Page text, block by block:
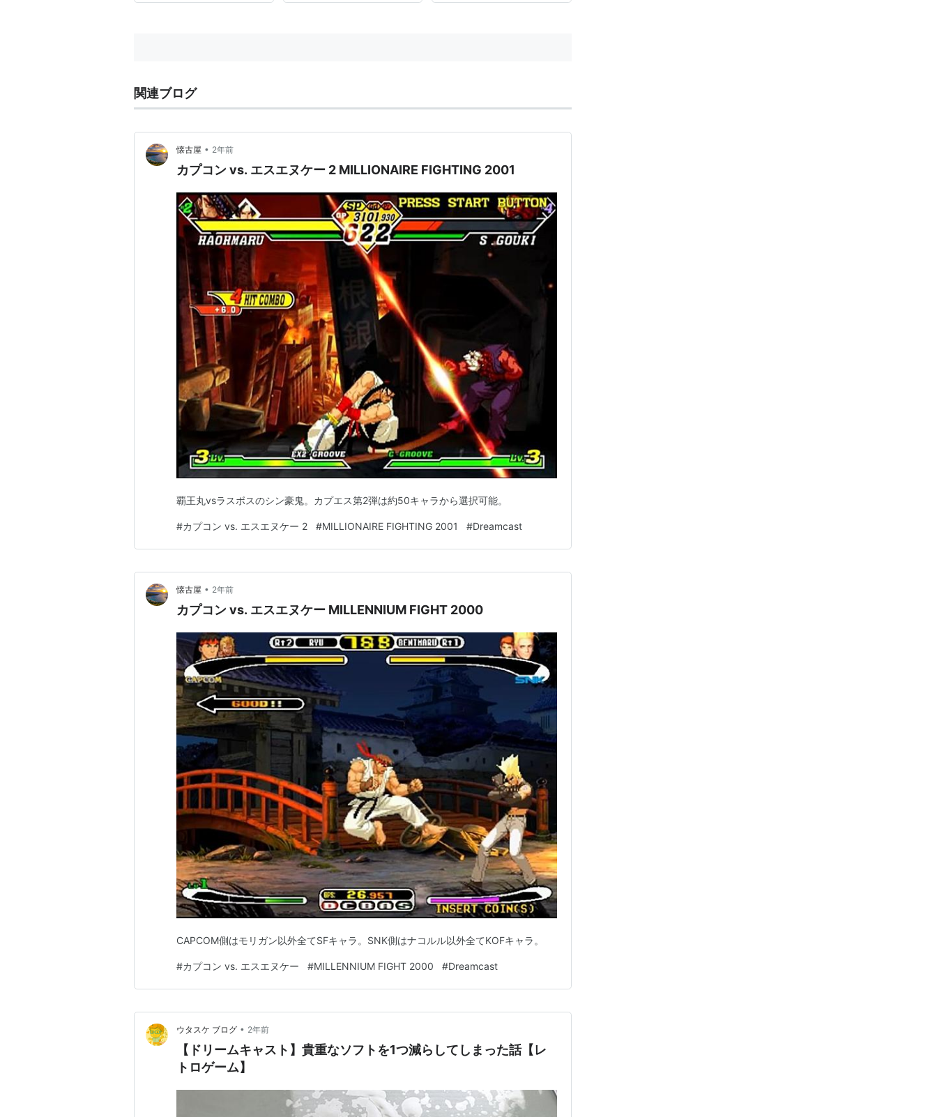
関連ブログ
懐古屋 • 2年前
カプコン vs. エスエヌケー 2 MILLIONAIRE FIGHTING 2001
覇王丸vsラスボスのシン豪鬼。カプエス第2弾は約50キャラから選択可能。
#カプコン vs. エスエヌケー 2 #MILLIONAIRE FIGHTING 2001 #Dreamcast
懐古屋 • 2年前
カプコン vs. エスエヌケー MILLENNIUM FIGHT 2000
CAPCOM側はモリガン以外全てSFキャラ。SNK側はナコルル以外全てKOFキャラ。
#カプコン vs. エスエヌケー #MILLENNIUM FIGHT 2000 #Dreamcast
ウタスケ ブログ • 2年前
【ドリームキャスト】貴重なソフトを1つ減らしてしまった話【レ
トロゲーム】